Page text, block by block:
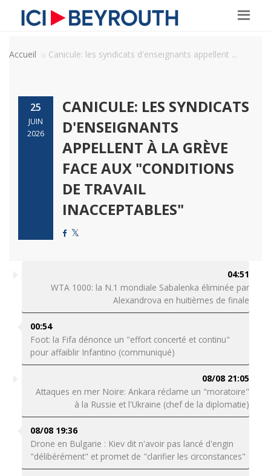
Accueil Canicule: les syndicats d'enseignants appellent ...
25
JUIN
2026
CANICULE: LES SYNDICATS
D'ENSEIGNANTS
APPELLENT À LA GRÈVE
FACE AUX "CONDITIONS
DE TRAVAIL
INACCEPTABLES"
04:51
WTA 1000: la N.1 mondiale Sabalenka éliminée par
Alexandrova en huitièmes de finale
00:54
Foot: la Fifa dénonce un "effort concerté et continu"
pour affaiblir Infantino (communiqué)
08/08 21:05
Attaques en mer Noire: Ankara réclame un "moratoire"
à la Russie et l'Ukraine (chef de la diplomatie)
08/08 19:36
Drone en Bulgarie : Kiev dit n'avoir pas lancé d'engin
"délibérément" et promet de "clarifier les circonstances"